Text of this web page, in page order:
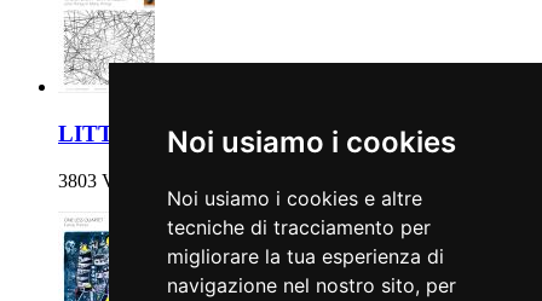
Noi usiamo i cookies
Noi usiamo i cookies e altre
tecniche di tracciamento per
migliorare la tua esperienza di
navigazione nel nostro sito, per
LITTLE THINGS IN MANY THINGS
3803 Views